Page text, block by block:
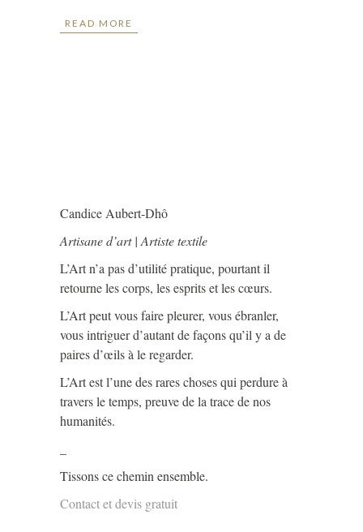
READ MORE
Candice Aubert-Dhô
Artisane d’art | Artiste textile
L’Art n’a pas d’utilité pratique, pourtant il
retourne les corps, les esprits et les cœurs.
L’Art peut vous faire pleurer, vous ébranler,
vous intriguer d’autant de façons qu’il y a de
paires d’œils à le regarder.
L’Art est l’une des rares choses qui perdure à
travers le temps, preuve de la trace de nos
humanités.
Tissons ce chemin ensemble.
Contact et devis gratuit